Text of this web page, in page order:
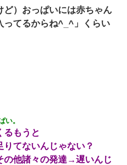
ど）おっぱいには赤ちゃん
ってるからね^_^」くらい
い。
るもうと
てないんじゃない？
の他諸々の発達→遅いんじ